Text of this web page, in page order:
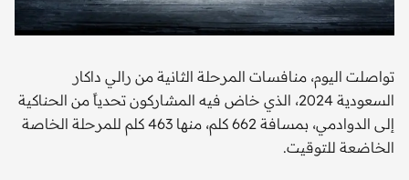
تواصلت اليوم، منافسات المرحلة الثانية من رالي داكار
السعودية 2024، الذي خاض فيه المشاركون تحدياً من الحناكية
إلى الدوادمي، بمسافة 662 كلم، منها 463 كلم للمرحلة الخاصة
الخاضعة للتوقيت.